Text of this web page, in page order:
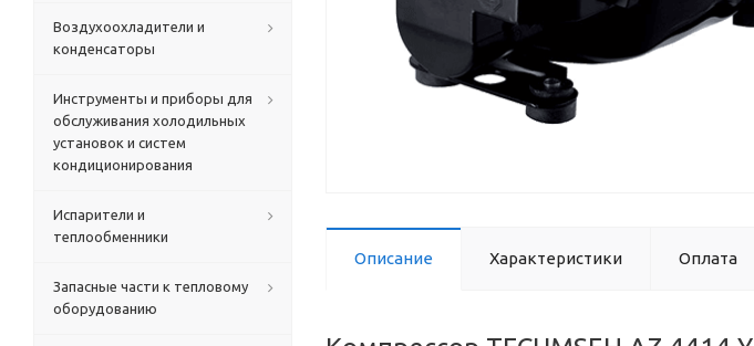
Описание Характеристики Оплата
Воздухоохладители и
конденсаторы
Инструменты и приборы для
обслуживания холодильных
установок и систем
кондиционирования
Испарители и
теплообменники
Запасные части к тепловому
оборудованию